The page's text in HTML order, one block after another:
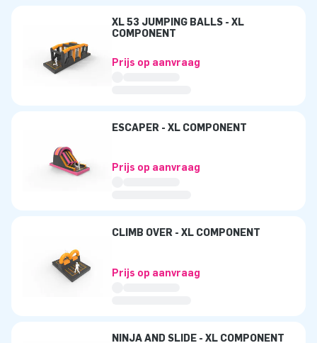
XL 53 JUMPING BALLS - XL
COMPONENT
Prijs op aanvraag
ESCAPER - XL COMPONENT
Prijs op aanvraag
CLIMB OVER - XL COMPONENT
Prijs op aanvraag
NINJA AND SLIDE - XL COMPONENT